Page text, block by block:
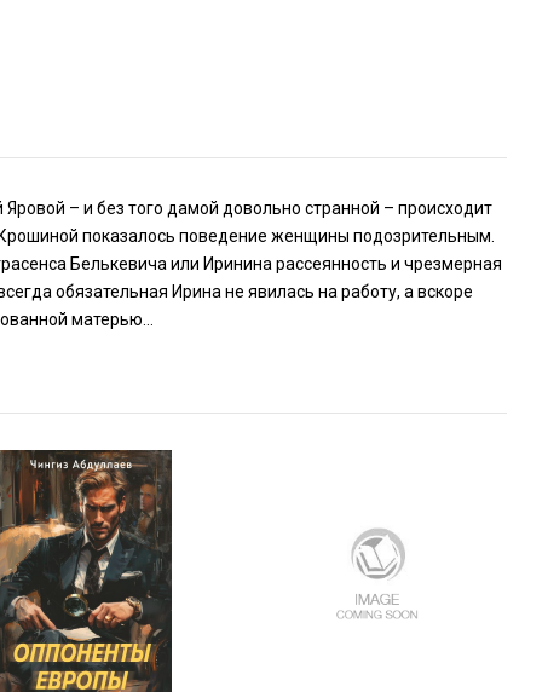
– и без того дамой довольно странной – происходит
показалось поведение женщины подозрительным.
Белькевича или Иринина рассеянность и чрезмерная
обязательная Ирина не явилась на работу, а вскоре
матерью…